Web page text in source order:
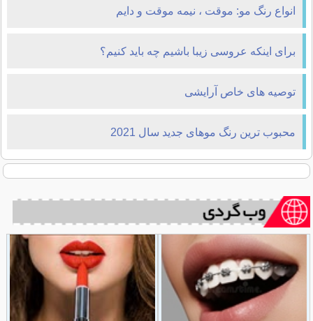
انواع رنگ مو: موقت ، نیمه موقت و دایم
برای اینکه عروسی زیبا باشیم چه باید کنیم؟
توصیه های خاص آرایشی
محبوب ترین رنگ موهای جدید سال 2021